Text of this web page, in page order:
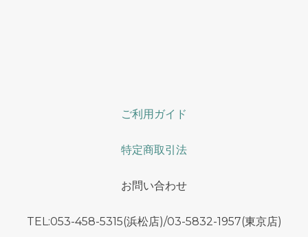
ご利用ガイド
特定商取引法
お問い合わせ
TEL:053-458-5315(浜松店)/03-5832-1957(東京店)